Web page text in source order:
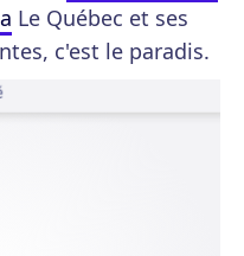
Le Québec et ses
c'est le paradis.